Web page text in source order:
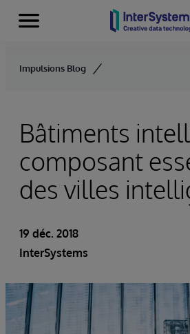
Skip to content
Menu
Impulsions Blog
Bâtiments
composant
des villes
19 déc. 2018
InterSystems